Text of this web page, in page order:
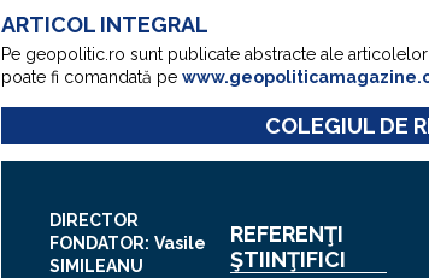
ARTICOL INTEGRAL
Pe geopolitic.ro sunt publicate abstracte ale articolelor
poate fi comandată pe
COLEGIUL DE
DIRECTOR
FONDATOR: Vasile
SIMILEANU
REFERENŢI
ŞTIINŢIFICI